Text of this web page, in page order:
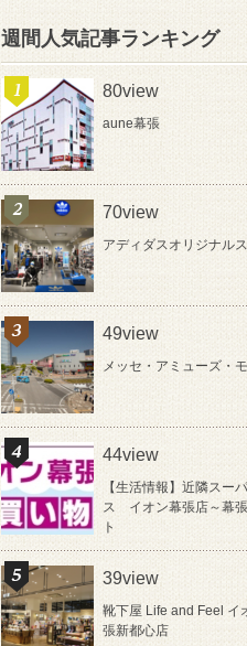
週間人気記事ランキング
80view
aune幕張
70view
アディダスオリジナル
49view
メッセ・アミューズ・
44view
【生活情報】近隣スー
ス イオン幕張店～幕
ト
39view
靴下屋 Life and Feel イ
張新都心店